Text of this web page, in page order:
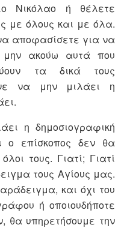
Νικόλαο ή θέλετε
με όλους και με όλα.
αποφασίσετε για να
ακούω αυτά που
τα δικά τους
να μην μιλάει η
η δημοσιογραφική
ο επίσκοπος δεν θα
τους. Γιατί; Γιατί
τους Αγίους μας.
και όχι του
ή οποιουδήποτε
θα υπηρετήσουμε την